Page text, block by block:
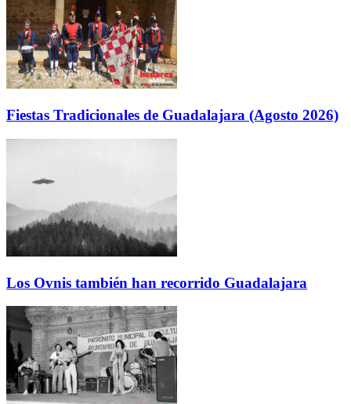
Fiestas Tradicionales de Guadalajara (Agosto 2026)
Los Ovnis también han recorrido Guadalajara